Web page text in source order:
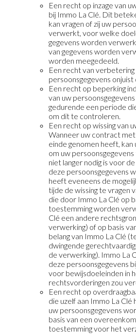
Een recht op inzage van
bij Immo La Clé. Dit
kan vragen of zij uw
verwerkt, voor welke
gegevens worden
van gegevens worden
worden meegedeeld.
Een recht van
persoonsgegevens onjuist
Een recht op beperking
van uw
gedurende een periode
om dit te controleren.
Een recht op wissing van
Wanneer uw contract
einde genomen heeft, kan
om uw
niet langer nodig is voor
deze persoonsgegevens
heeft eveneens de
tijde de wissing te vragen
die door Immo La Clé op
toestemming worden
Clé een andere
verwerking) of op basis
belang van Immo La Clé
dwingende
de verwerking). Immo La
deze persoonsgegevens
voor bewijsdoeleinden in
rechtsvorderingen zou
Een recht op
die uzelf aan Immo La
uw persoonsgegevens
basis van een
toestemming voor het